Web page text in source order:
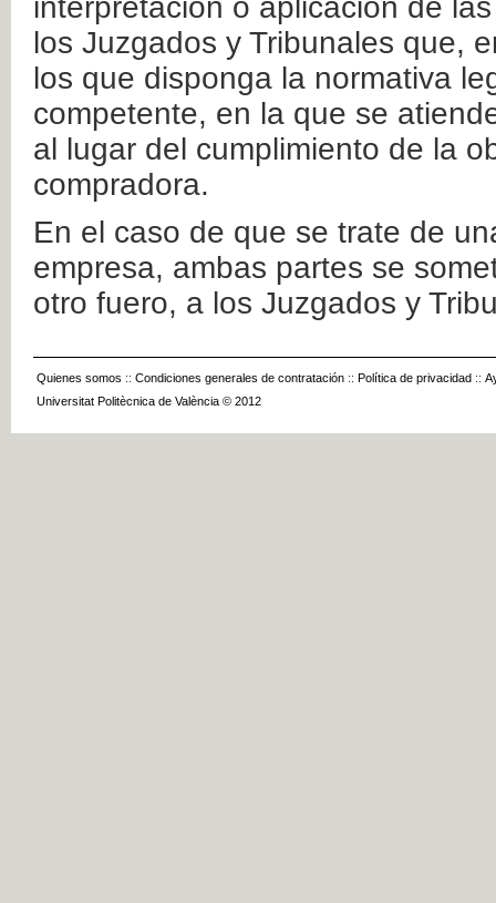
interpretación o aplicación de
los Juzgados y Tribunales que,
los que disponga la normativa
competente, en la que se
al lugar del cumplimiento de la
compradora.
En el caso de que se trate de
empresa, ambas partes se
otro fuero, a los Juzgados y
Quienes somos :: Condiciones generales de contratación :: Política de privacidad ::
Universitat Politècnica de València © 2012